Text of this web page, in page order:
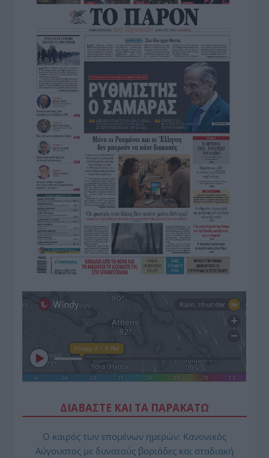
ΔΙΑΒΑΣΤΕ ΚΑΙ ΤΑ ΠΑΡΑΚΑΤΩ
Ο καιρός των επομένων ημερών: Κανονικός
Αύγουστος με δυνατούς βοριάδες και σταδιακή